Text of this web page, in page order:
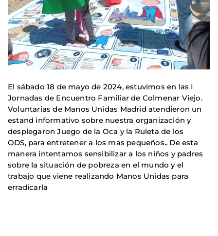
El sábado 18 de mayo de 2024, estuvimos en las I
Jornadas de Encuentro Familiar de Colmenar Viejo.
Voluntarias de Manos Unidas Madrid atendieron un
estand informativo sobre nuestra organización y
desplegaron Juego de la Oca y la Ruleta de los
ODS, para entretener a los mas pequeños.. De esta
manera intentamos sensibilizar a los niños y padres
sobre la situación de pobreza en el mundo y el
trabajo que viene realizando Manos Unidas para
erradicarla